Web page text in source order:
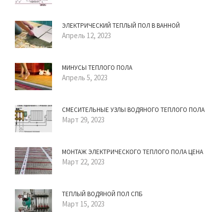
ЭЛЕКТРИЧЕСКИЙ ТЕПЛЫЙ ПОЛ В ВАННОЙ
Апрель 12, 2023
МИНУСЫ ТЕПЛОГО ПОЛА
Апрель 5, 2023
СМЕСИТЕЛЬНЫЕ УЗЛЫ ВОДЯНОГО ТЕПЛОГО ПОЛА
Март 29, 2023
МОНТАЖ ЭЛЕКТРИЧЕСКОГО ТЕПЛОГО ПОЛА ЦЕНА
Март 22, 2023
ТЕПЛЫЙ ВОДЯНОЙ ПОЛ СПБ
Март 15, 2023